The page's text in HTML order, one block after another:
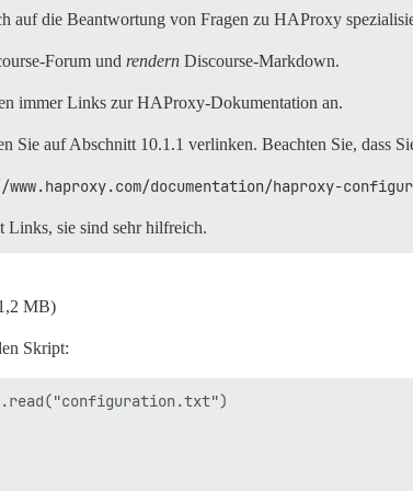
auf die Beantwortung von Fragen zu HAProxy
Forum und rendern Discourse-Markdown.
immer Links zur HAProxy-Dokumentation an.
Sie auf Abschnitt 10.1.1 verlinken. Beachten Sie, dass
documentation/haproxy-
Links, sie sind sehr hilfreich.
MB)
Skript: